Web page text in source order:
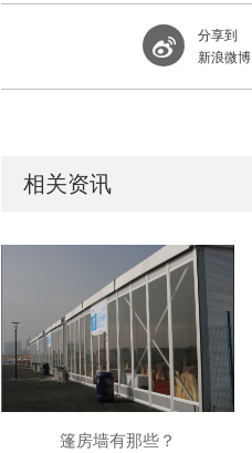
分享到
新浪微博
相关资讯
篷房墙有那些？